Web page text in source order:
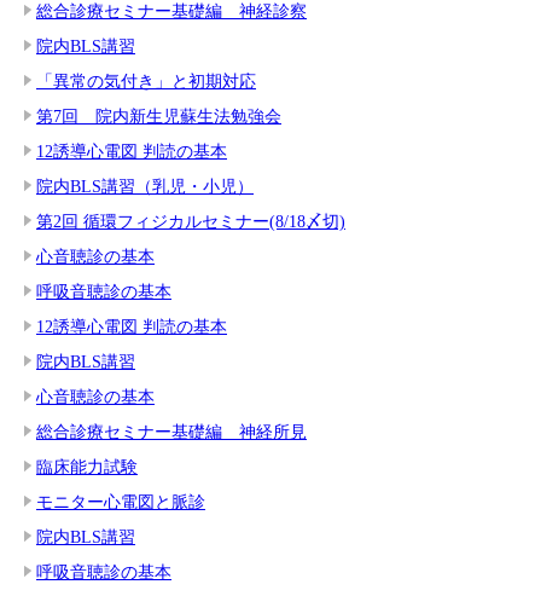
総合診療セミナー基礎編 神経診察
院内BLS講習
「異常の気付き」と初期対応
第7回 院内新生児蘇生法勉強会
12誘導心電図 判読の基本
院内BLS講習（乳児・小児）
第2回 循環フィジカルセミナー(8/18〆切)
心音聴診の基本
呼吸音聴診の基本
12誘導心電図 判読の基本
院内BLS講習
心音聴診の基本
総合診療セミナー基礎編 神経所見
臨床能力試験
モニター心電図と脈診
院内BLS講習
呼吸音聴診の基本